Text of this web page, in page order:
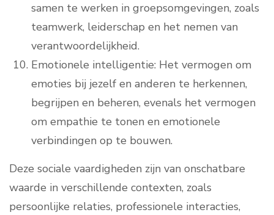
samen te werken in groepsomgevingen, zoals
teamwerk, leiderschap en het nemen van
verantwoordelijkheid.
Emotionele intelligentie: Het vermogen om
emoties bij jezelf en anderen te herkennen,
begrijpen en beheren, evenals het vermogen
om empathie te tonen en emotionele
verbindingen op te bouwen.
Deze sociale vaardigheden zijn van onschatbare
waarde in verschillende contexten, zoals
persoonlijke relaties, professionele interacties,